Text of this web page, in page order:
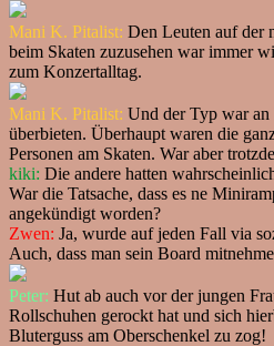
Mani K. Pitalist: Den Leuten auf der
beim Skaten zuzusehen war immer
zum Konzertalltag.
Mani K. Pitalist: Und der Typ war
überbieten. Überhaupt waren die
Personen am Skaten. War aber
kiki: Die andere hatten
War die Tatsache, dass es ne
angekündigt worden?
Zwen: Ja, wurde auf jeden Fall via
Auch, dass man sein Board
Peter: Hut ab auch vor der jungen
Rollschuhen gerockt hat und sich
Bluterguss am Oberschenkel zu zog!